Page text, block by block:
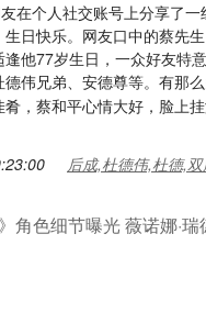
在个人社交账号上分享了
日快乐。网友口中的蔡先
他77岁生日，一众好友特
伟兄弟、安德尊等。有那
，蔡和平心情大好，脸上
后成,杜德伟,杜德,